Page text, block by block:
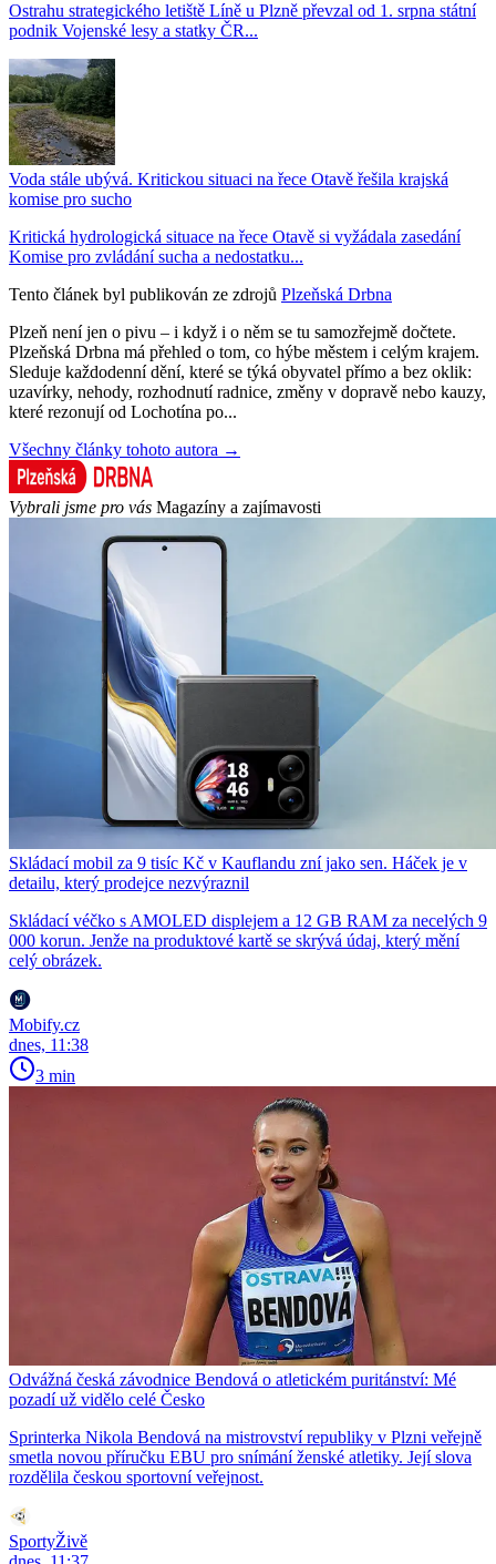
Ostrahu strategického letiště Líně u Plzně převzal od 1. srpna státní
podnik Vojenské lesy a statky ČR...
Voda stále ubývá. Kritickou situaci na řece Otavě řešila krajská
komise pro sucho
Kritická hydrologická situace na řece Otavě si vyžádala zasedání
Komise pro zvládání sucha a nedostatku...
Tento článek byl publikován ze zdrojů Plzeňská Drbna
Plzeň není jen o pivu – i když i o něm se tu samozřejmě dočtete.
Plzeňská Drbna má přehled o tom, co hýbe městem i celým krajem.
Sleduje každodenní dění, které se týká obyvatel přímo a bez oklik:
uzavírky, nehody, rozhodnutí radnice, změny v dopravě nebo kauzy,
které rezonují od Lochotína po...
Všechny články tohoto autora →
Vybrali jsme pro vás Magazíny a zajímavosti
Skládací mobil za 9 tisíc Kč v Kauflandu zní jako sen. Háček je v
detailu, který prodejce nezvýraznil
Skládací véčko s AMOLED displejem a 12 GB RAM za necelých 9
000 korun. Jenže na produktové kartě se skrývá údaj, který mění
celý obrázek.
Mobify.cz
dnes, 11:38
3 min
Odvážná česká závodnice Bendová o atletickém puritánství: Mé
pozadí už vidělo celé Česko
Sprinterka Nikola Bendová na mistrovství republiky v Plzni veřejně
smetla novou příručku EBU pro snímání ženské atletiky. Její slova
rozdělila českou sportovní veřejnost.
SportyŽivě